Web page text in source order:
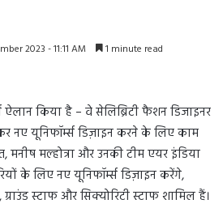
2023 - 11:11 AM 1 minute read
किया है – वे सेलिब्रिटी फैशन डिजाइनर
नए यूनिफॉर्म्स डिज़ाइन करने के लिए काम
मनीष मल्होत्रा और उनकी टीम एयर इंडिया
के लिए नए यूनिफॉर्म्स डिज़ाइन करेंगे,
स्टाफ और सिक्योरिटी स्टाफ शामिल हैं।